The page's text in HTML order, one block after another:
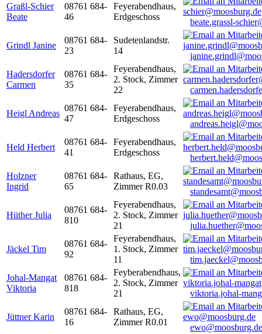
Graßl-Schier
Beate
08761 684-
46
Feyerabendhaus,
Erdgeschoss
beate.grassl-
Grindl Janine
08761 684-
23
Sudetenlandstr.
14
Hadersdorfer
Carmen
08761 684-
35
Feyerabendhaus,
2. Stock, Zimmer
22
Heigl Andreas
08761 684-
47
Feyerabendhaus,
Erdgeschoss
Held Herbert
08761 684-
41
Feyerabendhaus,
Erdgeschoss
Holzner
Ingrid
08761 684-
65
Rathaus, EG,
Zimmer R0.03
Hüther Julia
08761 684-
810
Feyerabendhaus,
2. Stock, Zimmer
21
Jäckel Tim
08761 684-
92
Feyerabendhaus,
1. Stock, Zimmer
11
Johal-Mangat
Viktoria
08761 684-
818
Feyberabendhaus,
2. Stock, Zimmer
21
viktoria.johal-
Jüttner Karin
08761 684-
16
Rathaus, EG,
Zimmer R0.01
ewo@moosburg.de